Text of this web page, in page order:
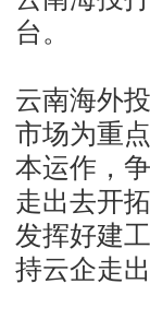
台。
云南海外
市场为重
本运作，
走出去开
发挥好建
持云企走